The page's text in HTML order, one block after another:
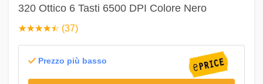
320 Ottico 6 Tasti 6500 DPI Colore Nero
☆☆☆☆☆
★★★★★ (37)
Prezzo più basso